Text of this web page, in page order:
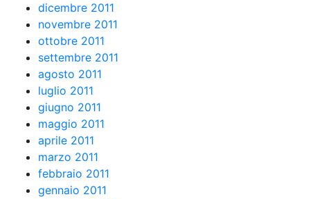
dicembre 2011
novembre 2011
ottobre 2011
settembre 2011
agosto 2011
luglio 2011
giugno 2011
maggio 2011
aprile 2011
marzo 2011
febbraio 2011
gennaio 2011